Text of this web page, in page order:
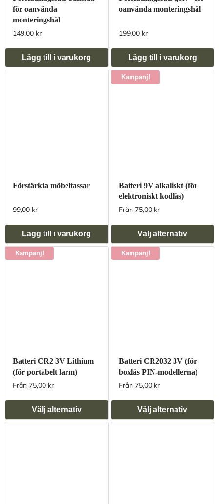
för oanvända
monteringshål
149,00 kr
Lägg till i varukorg
oanvända monteringshål
199,00 kr
Lägg till i varukorg
Förstärkta möbeltassar
99,00 kr
Lägg till i varukorg
Kampanj!
Batteri 9V alkaliskt (för
elektroniskt kodlås)
Från 75,00 kr
Välj alternativ
Kampanj!
Batteri CR2 3V Lithium
(för portabelt larm)
Från 75,00 kr
Välj alternativ
Kampanj!
Batteri CR2032 3V (för
boxlås PIN-modellerna)
Från 75,00 kr
Välj alternativ